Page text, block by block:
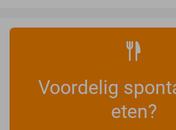
Voordelig
eten?